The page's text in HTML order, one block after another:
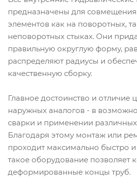
предназначены для
элементов как на поворотных,
неповоротных стыках. Они
правильную округлую форму,
распределяют радиусы и
качественную сборку.
Главное достоинство и отличие
наружных аналогов - в
сварки и применении
Благодаря этому монтаж или
проходит максимально быстро
такое оборудование позволяет
деформированные концы труб.